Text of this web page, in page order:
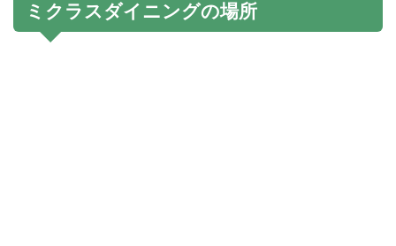
ミクラスダイニングの場所